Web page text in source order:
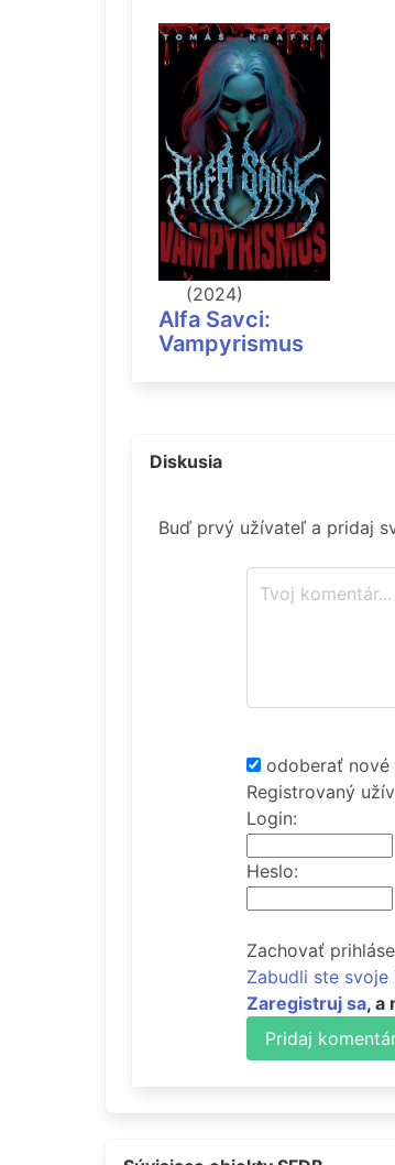
(2024)
Alfa Savci:
Vampyrismus
Diskusia
Buď prvý užívateľ a pridaj
odoberať nové
Registrovaný
Login:
Heslo:
Zachovať
Zabudli ste svoje
Zaregistruj sa, a
Pridaj